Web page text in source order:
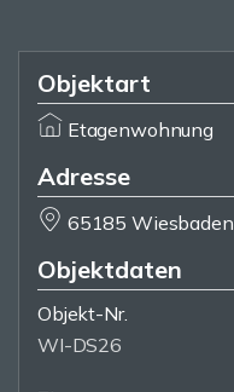
Objektart
Etagenwohnung
Adresse
65185 Wiesbaden
Objektdaten
Objekt-Nr.
WI-DS26